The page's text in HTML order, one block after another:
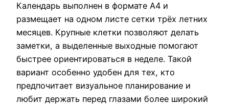
Календарь выполнен в формате А4 и
размещает на одном листе сетки трёх летних
месяцев. Крупные клетки позволяют делать
заметки, а выделенные выходные помогают
быстрее ориентироваться в неделе. Такой
вариант особенно удобен для тех, кто
предпочитает визуальное планирование и
любит держать перед глазами более широкий